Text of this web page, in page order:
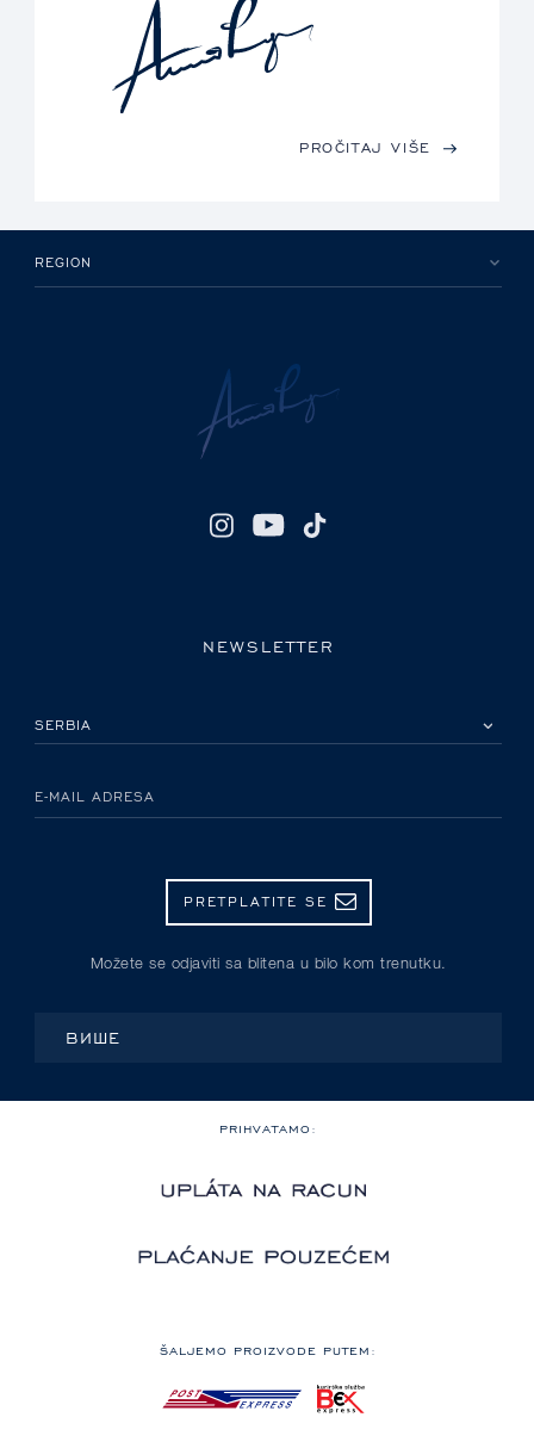
PROČITAJ VIŠE
REGION
NEWSLETTER
E-MAIL ADRESA
PRETPLATITE SE
Možete se odjaviti sa blitena u bilo kom trenutku.
ВИШЕ
PRIHVATAMO:
ŠALJEMO PROIZVODE PUTEM: